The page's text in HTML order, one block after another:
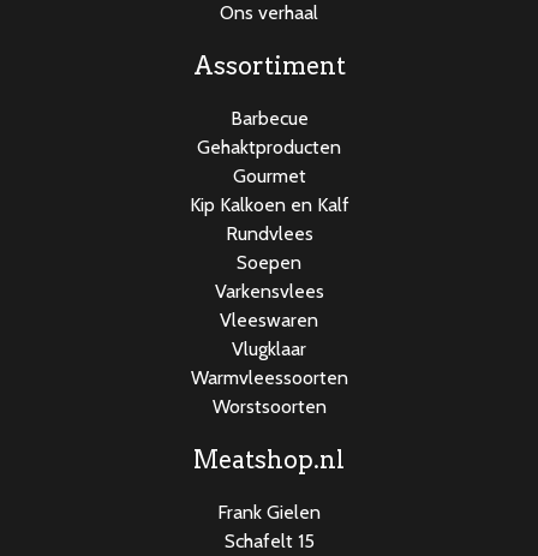
Ons verhaal
Assortiment
Barbecue
Gehaktproducten
Gourmet
Kip Kalkoen en Kalf
Rundvlees
Soepen
Varkensvlees
Vleeswaren
Vlugklaar
Warmvleessoorten
Worstsoorten
Meatshop.nl
Frank Gielen
Schafelt 15